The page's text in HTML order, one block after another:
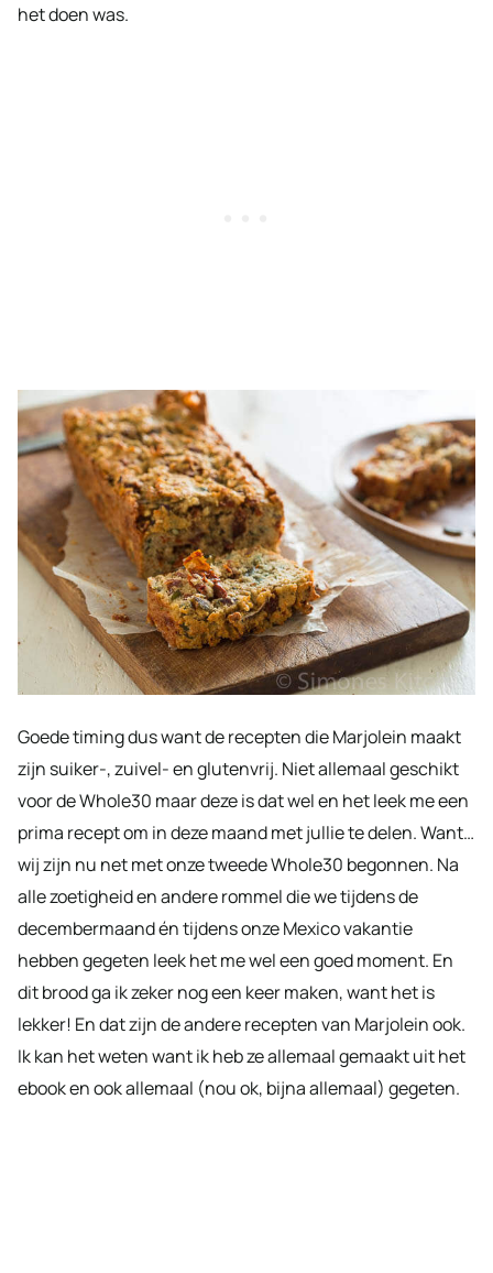
het doen was.
Goede timing dus want de recepten die Marjolein maakt
zijn suiker-, zuivel- en glutenvrij. Niet allemaal geschikt
voor de Whole30 maar deze is dat wel en het leek me een
prima recept om in deze maand met jullie te delen. Want…
wij zijn nu net met onze tweede Whole30 begonnen. Na
alle zoetigheid en andere rommel die we tijdens de
decembermaand én tijdens onze Mexico vakantie
hebben gegeten leek het me wel een goed moment. En
dit brood ga ik zeker nog een keer maken, want het is
lekker! En dat zijn de andere recepten van Marjolein ook.
Ik kan het weten want ik heb ze allemaal gemaakt uit het
ebook en ook allemaal (nou ok, bijna allemaal) gegeten.